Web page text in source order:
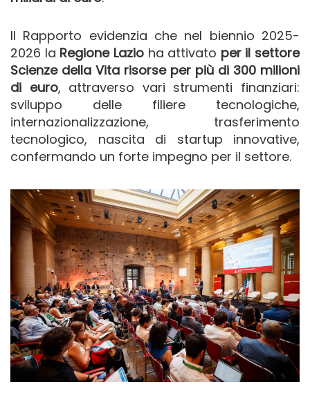
Il Rapporto evidenzia che nel biennio 2025-
2026 la Regione Lazio ha attivato per il settore
Scienze della Vita risorse per più di 300 milioni
di euro, attraverso vari strumenti finanziari:
sviluppo delle filiere tecnologiche,
internazionalizzazione, trasferimento
tecnologico, nascita di startup innovative,
confermando un forte impegno per il settore.